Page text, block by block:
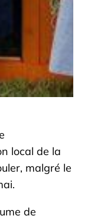
local de la
malgré le
de